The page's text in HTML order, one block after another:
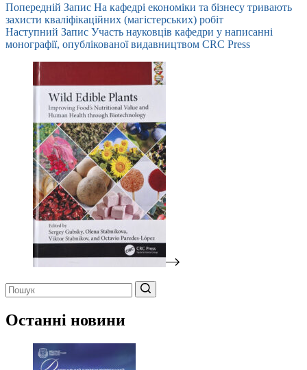
Попередній Запис На кафедрі економіки та бізнесу тривають
захисти кваліфікаційних (магістерських) робіт
Наступний Запис Участь науковців кафедри у написанні
монографії, опублікованої видавництвом CRC Press
результатів
Останні новини